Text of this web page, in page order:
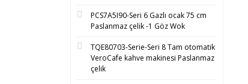
PCS7A5I90-Seri 6 Gazlı ocak 75 cm
Paslanmaz çelik -1 Göz Wok
TQE80703-Serie-Seri 8 Tam otomatik
VeroCafe kahve makinesi Paslanmaz
çelik